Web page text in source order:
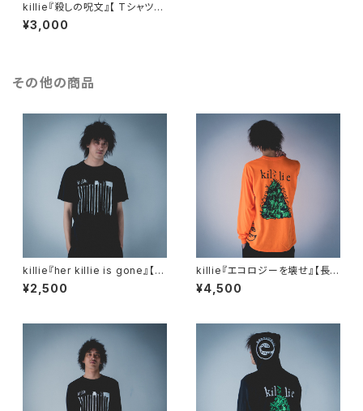
killie『殺しの呪文』【 Tシャツ
黒 】/ The Conjuring T-shirt
s Black Build-to-order ma
¥3,000
その他の商品
killie『her killie is gone』【T
シャツ】
¥2,500
killie『エコロジーを壊せ』【長
袖Tシャツ】 / Destroy The E
cology Long Sleeve Shirt
¥4,500